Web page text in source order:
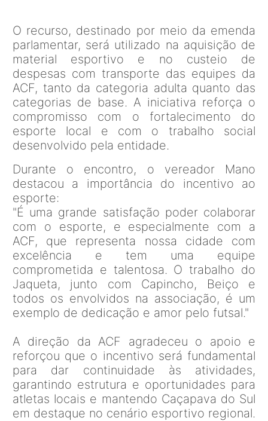
O recurso, destinado por meio da emenda
parlamentar, será utilizado na aquisição de
material esportivo e no custeio de
despesas com transporte das equipes da
ACF, tanto da categoria adulta quanto das
categorias de base. A iniciativa reforça o
compromisso com o fortalecimento do
esporte local e com o trabalho social
desenvolvido pela entidade.
Durante o encontro, o vereador Mano
destacou a importância do incentivo ao
esporte:
"É uma grande satisfação poder colaborar
com o esporte, e especialmente com a
ACF, que representa nossa cidade com
excelência e tem uma equipe
comprometida e talentosa. O trabalho do
Jaqueta, junto com Capincho, Beiço e
todos os envolvidos na associação, é um
exemplo de dedicação e amor pelo futsal."
A direção da ACF agradeceu o apoio e
reforçou que o incentivo será fundamental
para dar continuidade às atividades,
garantindo estrutura e oportunidades para
atletas locais e mantendo Caçapava do Sul
em destaque no cenário esportivo regional.